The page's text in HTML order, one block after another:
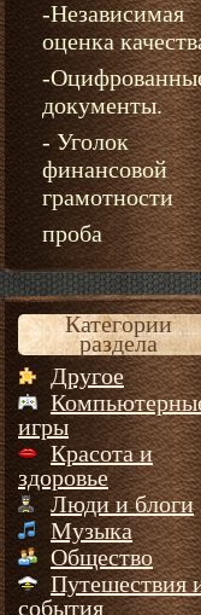
-Независимая
оценка
-
документы.
- Уголок
финансовой
грамотности
проба
Категории
раздела
Другое
игры
Красота и
здоровье
Люди и блоги
Музыка
Общество
Путешествия
события